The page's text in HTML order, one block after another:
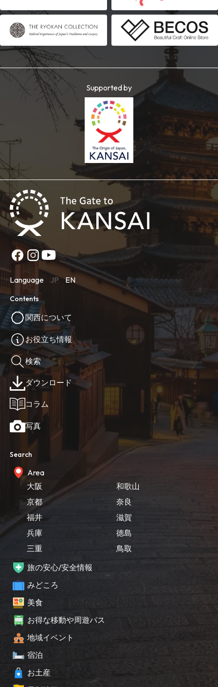
Supported by
Language JP EN
Contents
関西について
お役立ち情報
検索
ダウンロード
コラム
写真
Search
Area
大阪
京都
福井
兵庫
三重
和歌山
奈良
滋賀
徳島
鳥取
旅の安心/安全情報
みどころ
美食
お得な移動や周遊パス
地域イベント
宿泊
お土産